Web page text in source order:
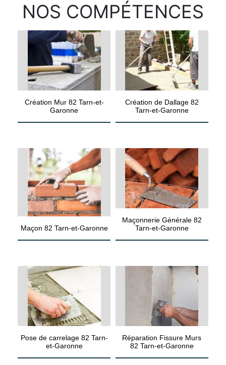
NOS COMPÉTENCES
Création Mur 82 Tarn-et-
Garonne
Création de Dallage 82
Tarn-et-Garonne
Maçon 82 Tarn-et-Garonne
Maçonnerie Générale 82
Tarn-et-Garonne
Pose de carrelage 82 Tarn-
et-Garonne
Réparation Fissure Murs
82 Tarn-et-Garonne